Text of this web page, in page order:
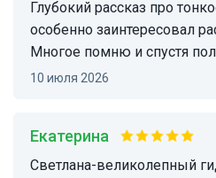
Глубокий рассказ про
особенно заинтересовал
Многое помню и спустя
10 июля 2026
Екатерина
Светлана-великолепный гид! Я не первый раз